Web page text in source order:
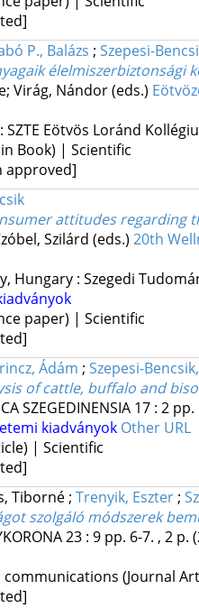
P., Balázs ; Szepesi-
élelmiszerbiztonsági
Virág, Nándor (eds.)
SZTE Eötvös Loránd
Book) | Scientific
approved]
attitudes regarding
Szilárd (eds.) 20th
Hungary : Szegedi
paper) | Scientific
Ádám ; Szepesi-
of cattle, buffalo and
SZEGEDINENSIA 17: 2 pp.
kiadványok Other URL
| Scientific
Tiborné; Trenyik, Eszter;
szolgáló módszerek
23: 9 pp. 6-7. , 2 p.
communications (Journal